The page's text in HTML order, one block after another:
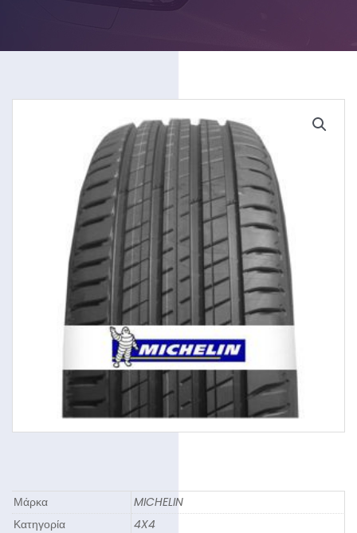
Μάρκα
MICHELIN
Κατηγορία
4X4